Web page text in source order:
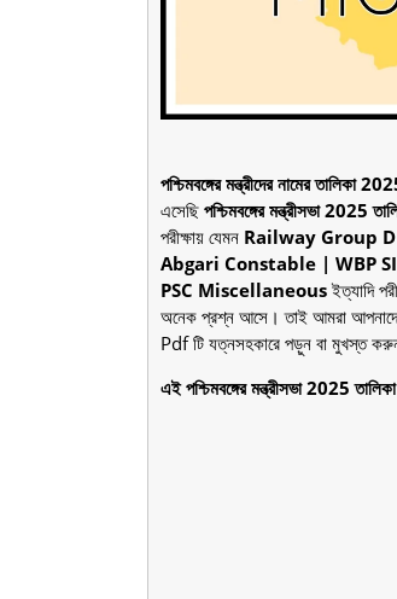
পশ্চিমবঙ্গের মন্ত্রীদের নামের তালিকা
এসেছি পশ্চিমবঙ্গের মন্ত্রীসভা 2025
পরীক্ষায় যেমন Railway Group D
Abgari Constable | WBP
PSC Miscellaneousইত্যাদি
অনেক প্রশ্ন আসে। তাই আমরা
Pdf টি যত্নসহকারে পড়ুন বা মুখস্ত
এই পশ্চিমবঙ্গের মন্ত্রীসভা 2025